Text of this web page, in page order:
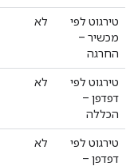
טירגוט לפי
מכשיר –
החרגה
לא
טירגוט לפי
דפדפן –
הכללה
לא
טירגוט לפי
דפדפן –
לא